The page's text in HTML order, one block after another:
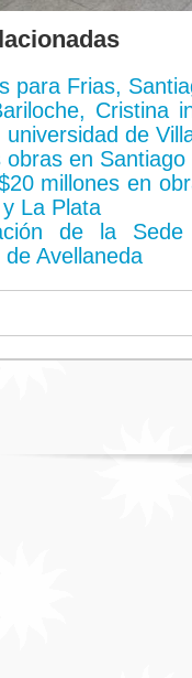
para Frias,
Cristina
universidad de
obras en
millones en
La Plata
de la
de Avellaneda